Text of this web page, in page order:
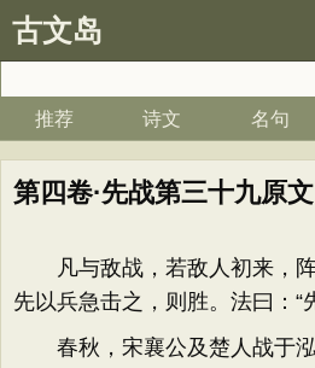
古文岛
推荐 诗文 名句
第四卷·先战第三十九原文
凡与敌战，若敌人初来，阵
先以兵急击之，则胜。法曰：“
春秋，宋襄公及楚人战于泓